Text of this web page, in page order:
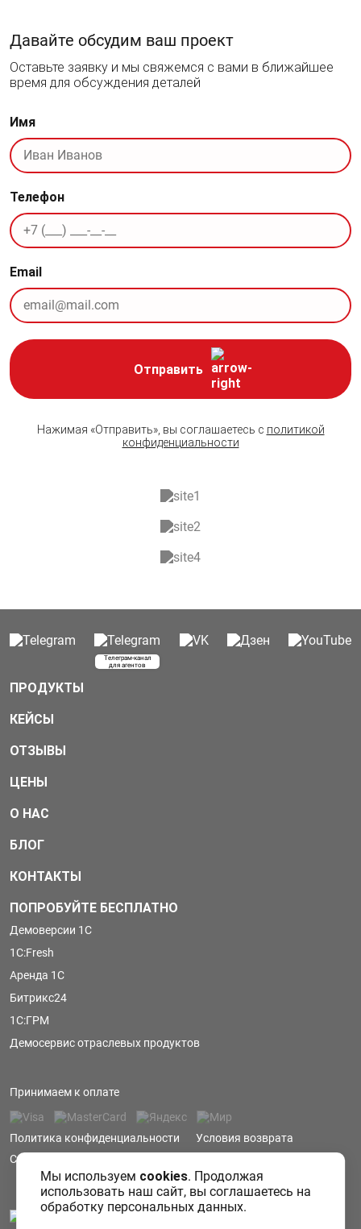
Давайте обсудим ваш проект
Оставьте заявку и мы свяжемся с вами в ближайшее
время для обсуждения деталей
Имя
Телефон
Email
Отправить
Нажимая «Отправить», вы соглашаетесь с политикой
конфиденциальности
Телеграм-канал
для агентов
ПРОДУКТЫ
КЕЙСЫ
ОТЗЫВЫ
ЦЕНЫ
О НАС
БЛОГ
КОНТАКТЫ
ПОПРОБУЙТЕ БЕСПЛАТНО
Демоверсии 1С
1С:Fresh
Аренда 1С
Битрикс24
1С:ГРМ
Демосервис отраслевых продуктов
Принимаем к оплате
Политика конфиденциальности
Условия возврата
Сообщить об ошибке
Мы используем cookies. Продолжая
использовать наш сайт, вы соглашаетесь на
обработку персональных данных.